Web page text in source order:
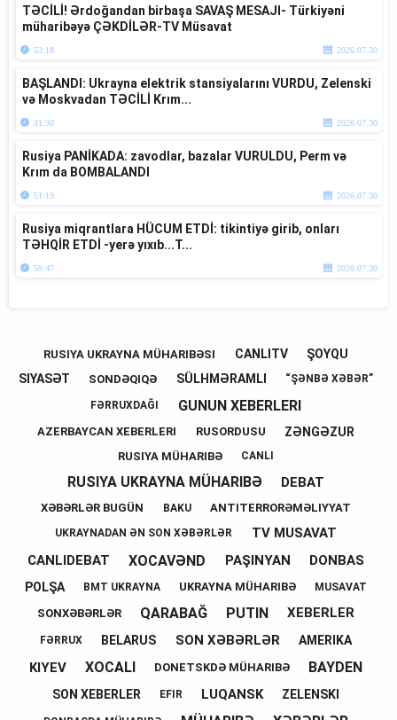
TƏCİLİ! Ərdoğandan birbaşa SAVAŞ MESAJI- Türkiyəni
müharibəyə ÇƏKDİLƏR-TV Müsavat
53:18 2026.07.30
BAŞLANDI: Ukrayna elektrik stansiyalarını VURDU, Zelenski
və Moskvadan TƏCİLİ Krım...
31:30 2026.07.30
Rusiya PANİKADA: zavodlar, bazalar VURULDU, Perm və
Krım da BOMBALANDI
51:19 2026.07.30
Rusiya miqrantlara HÜCUM ETDİ: tikintiyə girib, onları
TƏHQİR ETDİ -yerə yıxıb...T...
59:47 2026.07.30
RUSIYA UKRAYNA MÜHARIBƏSI CANLITV
ŞOYQU
SIYASƏT
SONDƏQIQƏ SÜLHMƏRAMLI “ŞƏNBƏ XƏBƏR”
FƏRRUXDAĞI GUNUN XEBERLERI
AZERBAYCAN XEBERLERI RUSORDUSU ZƏNGƏZUR
RUSIYA MÜHARIBƏ CANLI
RUSIYA UKRAYNA MÜHARIBƏ DEBAT
XƏBƏRLƏR BUGÜN BAKU ANTITERRORƏMƏLIYYAT
UKRAYNADAN ƏN SON XƏBƏRLƏR
TV MUSAVAT
CANLIDEBAT
XOCAVƏND PAŞINYAN DONBAS
POLŞA BMT UKRAYNA UKRAYNA MÜHARIBƏ MUSAVAT
SONXƏBƏRLƏR QARABAĞ PUTIN XEBERLER
FƏRRUX BELARUS SON XƏBƏRLƏR AMERIKA
KIYEV XOCALI DONETSKDƏ MÜHARIBƏ BAYDEN
SON XEBERLER EFIR LUQANSK ZELENSKI